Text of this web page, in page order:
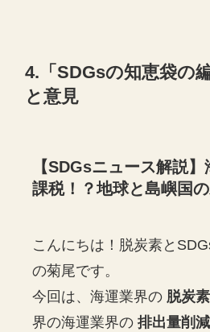
4.「SDGsの知恵袋の
と意見
【SDGsニュース解説
課税！？地球と島嶼国
こんにちは！脱炭素と
の菊尾です。
今回は、海運業界の 脱炭
界の海運業界の排出量削減